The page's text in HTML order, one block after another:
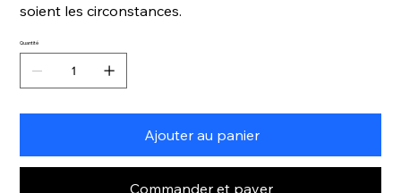
soient les circonstances.
Quantité
Ajouter au panier
Commander et payer